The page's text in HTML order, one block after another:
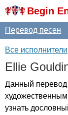
Begin
Перевод песен
Все исполнители
Ellie
Данный перевод
узнать